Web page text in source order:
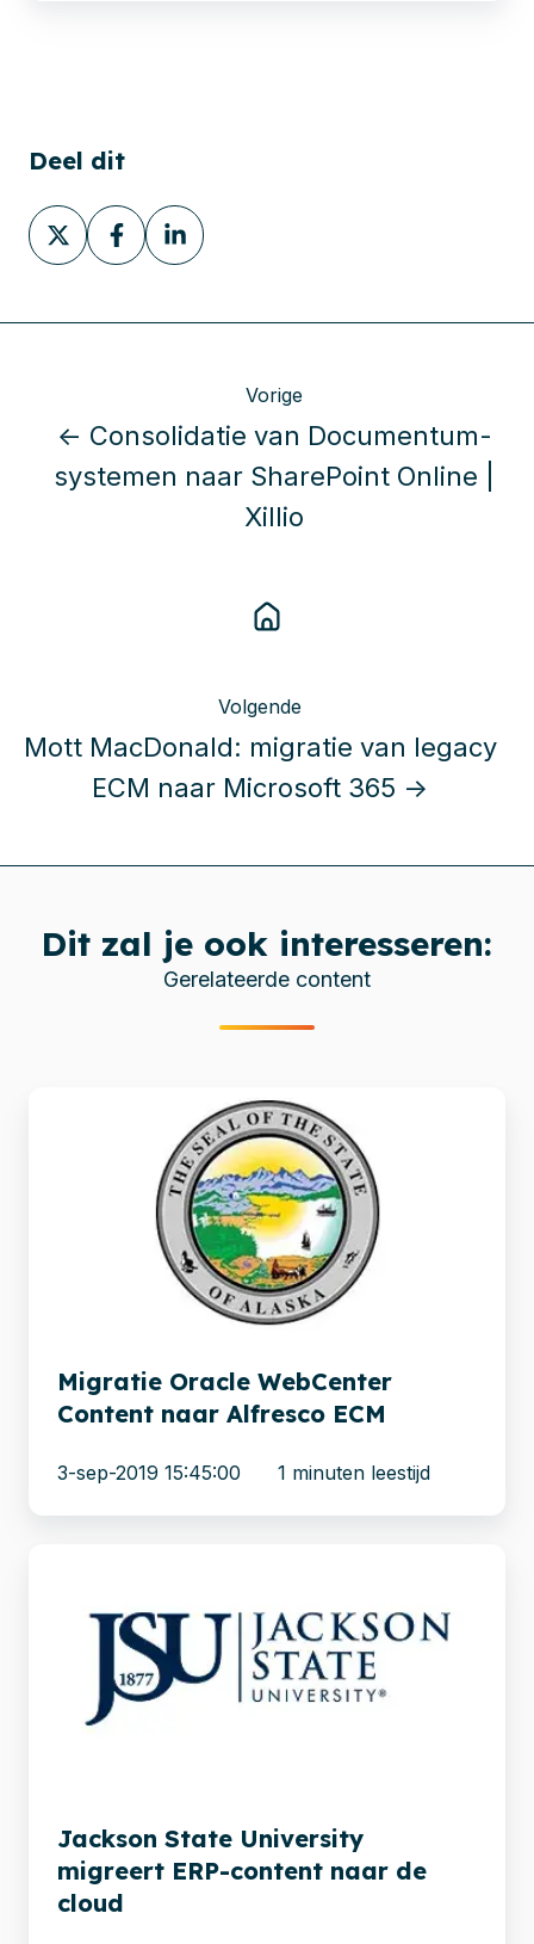
Deel dit
Deel
via
Deel
via
Deel
via
Vorige
← Consolidatie van Documentum-
systemen naar SharePoint Online |
Xillio
Volgende
Mott MacDonald: migratie van legacy
ECM naar Microsoft 365 →
Dit zal je ook interesseren:
Gerelateerde content
Migratie Oracle WebCenter
Content naar Alfresco ECM
3-sep-2019 15:45:00 1 minuten leestijd
University
content
cloudJackson State University
migreert ERP-content naar de
cloud